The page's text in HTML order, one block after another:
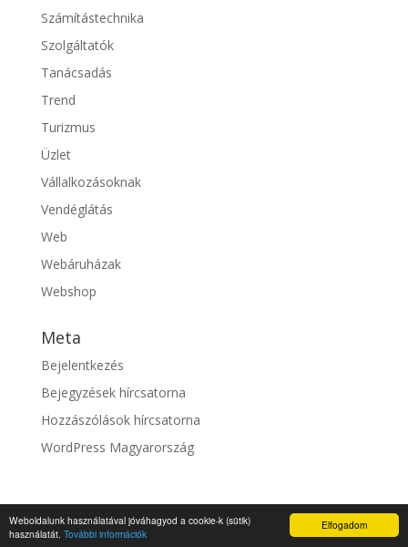
Elfogadom
Weboldalunk használatával jóváhagyod a cookie-k (sütik)
használatát. További információk
Számítástechnika
Szolgáltatók
Tanácsadás
Trend
Turizmus
Üzlet
Vállalkozásoknak
Vendéglátás
Web
Webáruházak
Webshop
Meta
Bejelentkezés
Bejegyzések hírcsatorna
Hozzászólások hírcsatorna
WordPress Magyarország
© fixszolgaltato.hu |Impresszum